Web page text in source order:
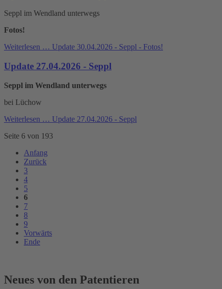
Seppl im Wendland unterwegs
Fotos!
Weiterlesen … Update 30.04.2026 - Seppl - Fotos!
Update 27.04.2026 - Seppl
Seppl im Wendland unterwegs
bei Lüchow
Weiterlesen … Update 27.04.2026 - Seppl
Seite 6 von 193
Anfang
Zurück
3
4
5
6
7
8
9
Vorwärts
Ende
Neues von den Patentieren